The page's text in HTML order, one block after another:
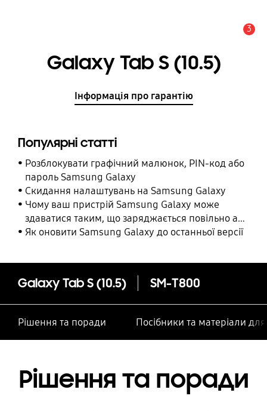
3
Galaxy Tab S (10.5)
Інформація про гарантію
Популярні статті
Розблокувати графічний малюнок, PIN-код або
пароль Samsung Galaxy
Cкидання налаштувань на Samsung Galaxy
Чому ваш пристрій Samsung Galaxy може
здаватися таким, що заряджається повільно або
взагалі не заряджається
Як оновити Samsung Galaxy до останньої версії
Galaxy Tab S (10.5) SM-T800
Рішення та поради Посібники та матеріали
Рішення та поради